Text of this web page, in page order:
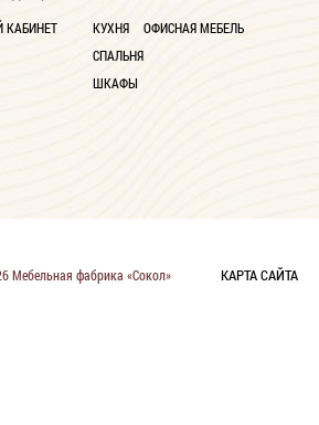
КУХНЯ
СПАЛЬНЯ
ШКАФЫ
ОФИСНАЯ МЕБЕЛЬ
Мебельная фабрика «Сокол» КАРТА САЙТА